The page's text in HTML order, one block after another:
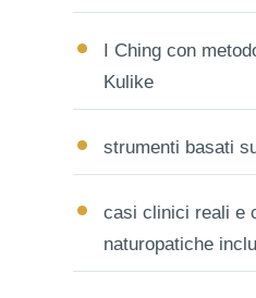
I Ching con
Kulike
strumenti basati
casi clinici reali e
naturopatiche